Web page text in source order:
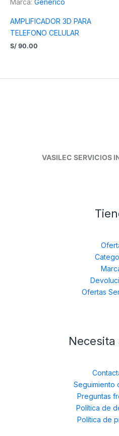
Marca: Generico
AMPLIFICADOR 3D PARA
TELEFONO CELULAR
S/ 90.00
VASILEC SERVICIOS
Ofertas
Necesita
Seguimiento
Preguntas
Política de
Política de